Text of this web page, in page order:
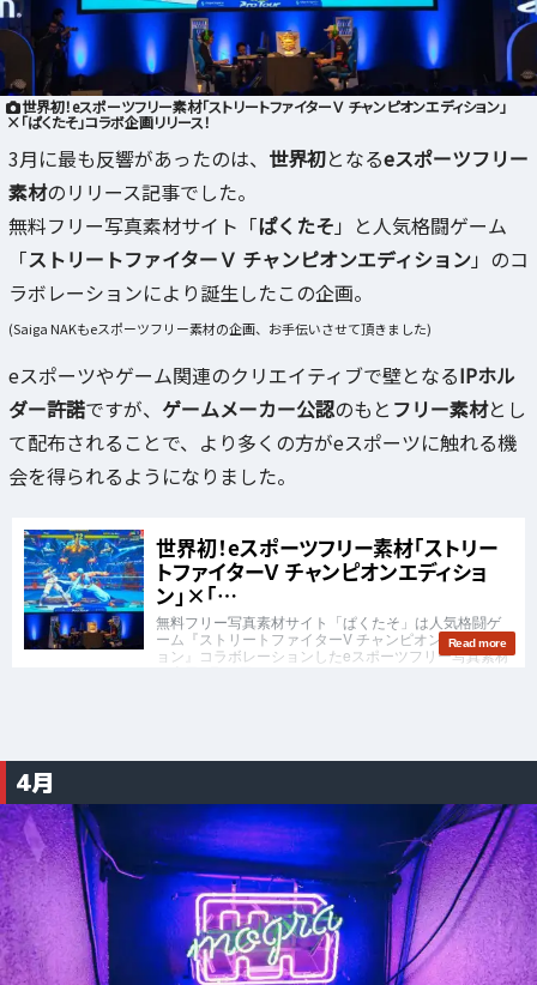
世界初！eスポーツフリー素材｢ストリートファイターＶ チャンピオンエディション｣
×｢ぱくたそ｣コラボ企画リリース！
3月に最も反響があったのは、 世界初となるeスポーツフリー
素材のリリース記事でした。
無料フリー写真素材サイト「ぱくたそ 」と人気格闘ゲーム
「ストリートファイターＶ チャンピオンエディション」のコ
ラボレーションにより誕生したこの企画。
(Saiga NAKもeスポーツフリー素材の企画、お手伝いさせて頂きました)
eスポーツやゲーム関連のクリエイティブで壁となるIPホル
ダー許諾ですが、 ゲームメーカー公認のもと フリー素材とし
て配布されることで、より多くの方がeスポーツに触れる機
会を得られるようになりました。
4月